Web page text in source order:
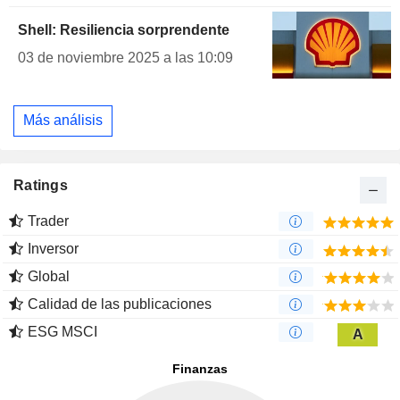
Shell: Resiliencia sorprendente
03 de noviembre 2025 a las 10:09
Más análisis
Ratings
Trader
Inversor
Global
Calidad de las publicaciones
ESG MSCI
A